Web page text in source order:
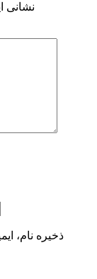
نشانی
ذخیره نام،